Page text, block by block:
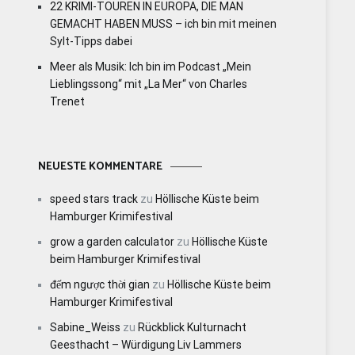
22 KRIMI-TOUREN IN EUROPA, DIE MAN
GEMACHT HABEN MUSS – ich bin mit meinen
Sylt-Tipps dabei
Meer als Musik: Ich bin im Podcast „Mein
Lieblingssong“ mit „La Mer“ von Charles
Trenet
NEUESTE KOMMENTARE
speed stars track zu Höllische Küste beim
Hamburger Krimifestival
grow a garden calculator zu Höllische Küste
beim Hamburger Krimifestival
đếm ngược thời gian zu Höllische Küste beim
Hamburger Krimifestival
Sabine_Weiss zu Rückblick Kulturnacht
Geesthacht – Würdigung Liv Lammers